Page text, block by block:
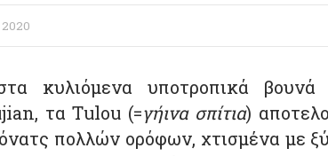
κυλιόμενα υποτροπικά βουνά της
τα Τulou (=
) αποτελούν
μεταξύ του 15ου και του
τοποθετήθηκαν με βάση τις αρχές
καπνού και ορυζώνες και σε